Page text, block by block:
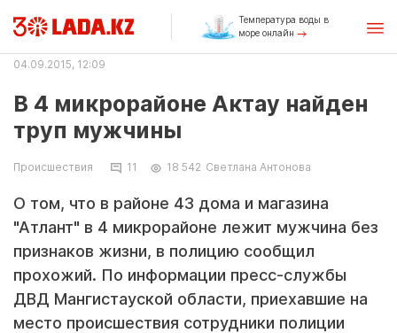
Температура воды в
море онлайн
04.09.2015, 12:09
В 4 микрорайоне Актау найден
труп мужчины
Происшествия 11 18 542 Светлана Антонова
О том, что в районе 43 дома и магазина
"Атлант" в 4 микрорайоне лежит мужчина без
признаков жизни, в полицию сообщил
прохожий. По информации пресс-службы
ДВД Мангистауской области, приехавшие на
место происшествия сотрудники полиции